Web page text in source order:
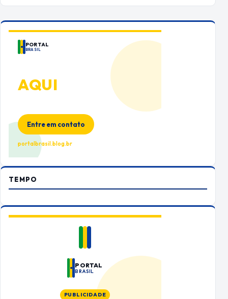
PORTAL
BRASIL
AQUI
Entre em contato
portalbrasil.blog.br
TEMPO
PORTAL
BRASIL
PUBLICIDADE